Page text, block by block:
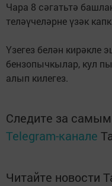
Чара 8 сәгатьтә
теләүчеләрне үзәк
Үзегез белән кирәкле
бензопычкылар, кул
алып килегез.
Следите за
Telegram-канале
Читайте новости